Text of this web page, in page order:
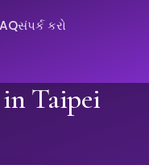
સંપર્ક કરો
Taipei